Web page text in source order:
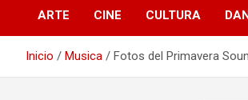
ARTE CINE CULTURA
Inicio Musica Fotos del Primavera